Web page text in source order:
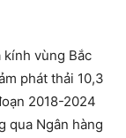
vùng Bắc
phát thải 10,3
2018-2024
qua Ngân hàng